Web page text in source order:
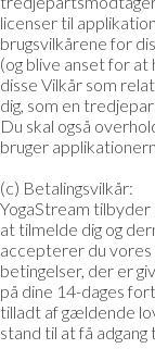
licenser til
brugsvilkårene for
(og blive anset for
disse Vilkår som
dig, som en
Du skal også
bruger
(c) Betalingsvilkår:
YogaStream tilbyder
at tilmelde dig og
accepterer du vores
betingelser, der er
på dine 14-dages
tilladt af gældende
stand til at få adgang